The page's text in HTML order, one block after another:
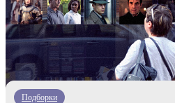
Подборки